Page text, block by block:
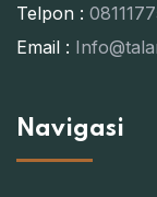
Telpon :
Email :
Navigasi